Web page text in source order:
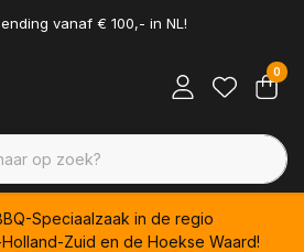
vanaf € 100,- in NL!
0
Speciaalzaak in de regio
Zuid en de Hoekse Waard!